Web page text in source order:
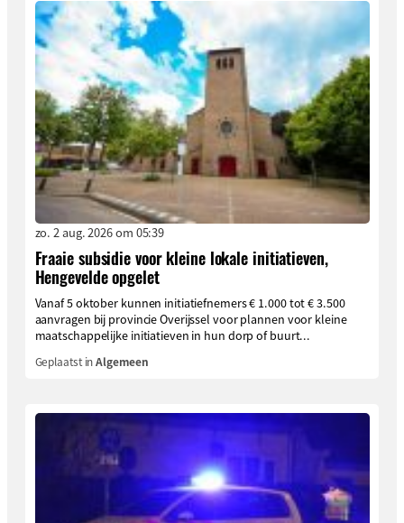
zo. 2 aug. 2026 om 05:39
Fraaie subsidie voor kleine lokale initiatieven,
Hengevelde opgelet
Vanaf 5 oktober kunnen initiatiefnemers € 1.000 tot € 3.500
aanvragen bij provincie Overijssel voor plannen voor kleine
maatschappelijke initiatieven in hun dorp of buurt...
Geplaatst inAlgemeen